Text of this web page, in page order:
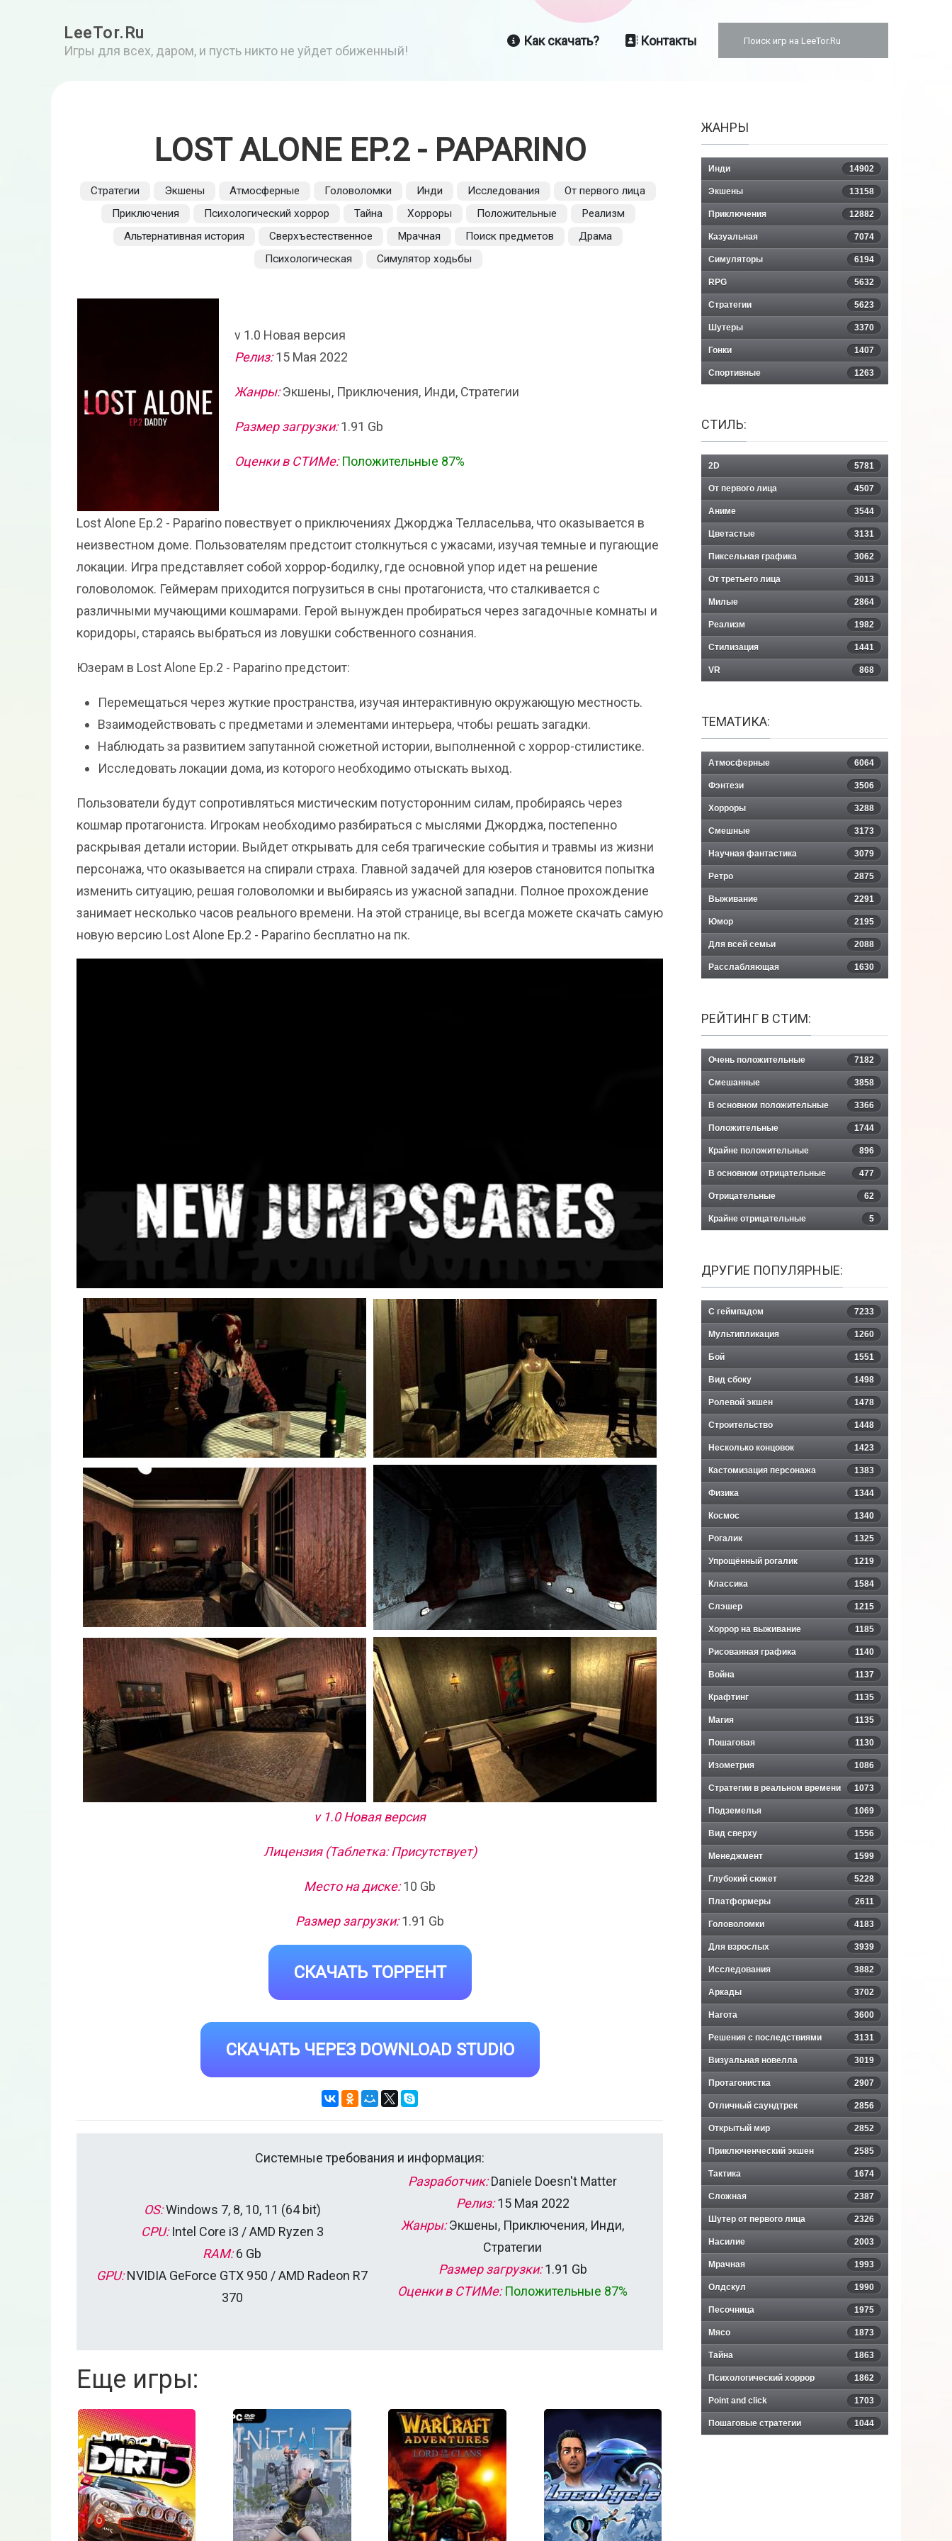
LeeTor.Ru
Игры для всех, даром, и пусть никто не уйдет обиженный!
Как скачать? Контакты
LOST ALONE EP.2 - PAPARINO
Стратегии Экшены Атмосферные Головоломки Инди Исследования
От первого лица
Приключения
Психологический хоррор Тайна Хорроры Положительные
Реализм
Альтернативная история
Сверхъестественное Мрачная Поиск предметов
Драма
Психологическая
Симулятор ходьбы
v 1.0 Новая версия
Релиз:15 Мая 2022
Жанры:Экшены, Приключения, Инди, Стратегии
Размер загрузки:1.91 Gb
Оценки в СТИМе: Положительные 87%
Lost Alone Ep.2 - Paparino повествует о приключениях Джорджа Телласельва, что оказывается в
неизвестном доме. Пользователям предстоит столкнуться с ужасами, изучая темные и пугающие
локации. Игра представляет собой хоррор-бодилку, где основной упор идет на решение
головоломок. Геймерам приходится погрузиться в сны протагониста, что сталкивается с
различными мучающими кошмарами. Герой вынужден пробираться через загадочные комнаты и
коридоры, стараясь выбраться из ловушки собственного сознания.
Юзерам в Lost Alone Ep.2 - Paparino предстоит:
Перемещаться через жуткие пространства, изучая интерактивную окружающую местность.
Взаимодействовать с предметами и элементами интерьера, чтобы решать загадки.
Наблюдать за развитием запутанной сюжетной истории, выполненной с хоррор-стилистике.
Исследовать локации дома, из которого необходимо отыскать выход.
Пользователи будут сопротивляться мистическим потусторонним силам, пробираясь через
кошмар протагониста. Игрокам необходимо разбираться с мыслями Джорджа, постепенно
раскрывая детали истории. Выйдет открывать для себя трагические события и травмы из жизни
персонажа, что оказывается на спирали страха. Главной задачей для юзеров становится попытка
изменить ситуацию, решая головоломки и выбираясь из ужасной западни. Полное прохождение
занимает несколько часов реального времени. На этой странице, вы всегда можете скачать самую
новую версию Lost Alone Ep.2 - Paparino бесплатно на пк.
v 1.0 Новая версия
Лицензия (Таблетка: Присутствует)
Место на диске:10 Gb
Размер загрузки:1.91 Gb
СКАЧАТЬ ТОРРЕНТ
СКАЧАТЬ ЧЕРЕЗ DOWNLOAD STUDIO
Системные требования и информация:
OS:Windows 7, 8, 10, 11 (64 bit)
CPU:Intel Core i3 / AMD Ryzen 3
RAM:6 Gb
GPU:NVIDIA GeForce GTX 950 / AMD Radeon R7
370
Разработчик:Daniele Doesn't Matter
Релиз:15 Мая 2022
Жанры:Экшены, Приключения, Инди,
Стратегии
Размер загрузки:1.91 Gb
Оценки в СТИМе: Положительные 87%
Еще игры:
ЖАНРЫ
Инди 14902
Экшены 13158
Приключения 12882
Казуальная 7074
Симуляторы 6194
RPG 5632
Стратегии 5623
Шутеры 3370
Гонки 1407
Спортивные 1263
СТИЛЬ:
2D 5781
От первого лица 4507
Аниме 3544
Цветастые 3131
Пиксельная графика 3062
От третьего лица 3013
Милые 2864
Реализм 1982
Стилизация 1441
VR 868
ТЕМАТИКА:
Атмосферные 6064
Фэнтези 3506
Хорроры 3288
Смешные 3173
Научная фантастика 3079
Ретро 2875
Выживание 2291
Юмор 2195
Для всей семьи 2088
Расслабляющая 1630
РЕЙТИНГ В СТИМ:
Очень положительные 7182
Смешанные 3858
В основном положительные 3366
Положительные 1744
Крайне положительные 896
В основном отрицательные 477
Отрицательные 62
Крайне отрицательные 5
ДРУГИЕ ПОПУЛЯРНЫЕ:
С геймпадом 7233
Мультипликация 1260
Бой 1551
Вид сбоку 1498
Ролевой экшен 1478
Строительство 1448
Несколько концовок 1423
Кастомизация персонажа 1383
Физика 1344
Космос 1340
Рогалик 1325
Упрощённый рогалик 1219
Классика 1584
Слэшер 1215
Хоррор на выживание 1185
Рисованная графика 1140
Война 1137
Крафтинг 1135
Магия 1135
Пошаговая 1130
Изометрия 1086
Стратегии в реальном времени 1073
Подземелья 1069
Вид сверху 1556
Менеджмент 1599
Глубокий сюжет 5228
Платформеры 2611
Головоломки 4183
Для взрослых 3939
Исследования 3882
Аркады 3702
Нагота 3600
Решения с последствиями 3131
Визуальная новелла 3019
Протагонистка 2907
Отличный саундтрек 2856
Открытый мир 2852
Приключенческий экшен 2585
Тактика 1674
Сложная 2387
Шутер от первого лица 2326
Насилие 2003
Мрачная 1993
Олдскул 1990
Песочница 1975
Мясо 1873
Тайна 1863
Психологический хоррор 1862
Point and click 1703
Пошаговые стратегии 1044